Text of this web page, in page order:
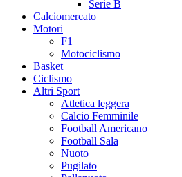
Serie B
Calciomercato
Motori
F1
Motociclismo
Basket
Ciclismo
Altri Sport
Atletica leggera
Calcio Femminile
Football Americano
Football Sala
Nuoto
Pugilato